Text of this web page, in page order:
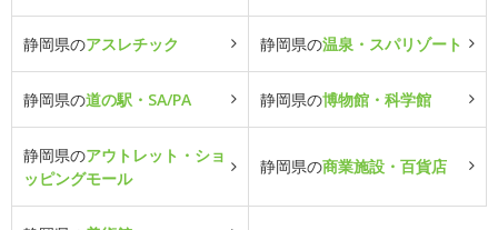
静岡県のアスレチック 静岡県の温泉・スパリゾート
静岡県の道の駅・SA/PA 静岡県の博物館・科学館
静岡県のアウトレット・ショ
ッピングモール
静岡県の商業施設・百貨店